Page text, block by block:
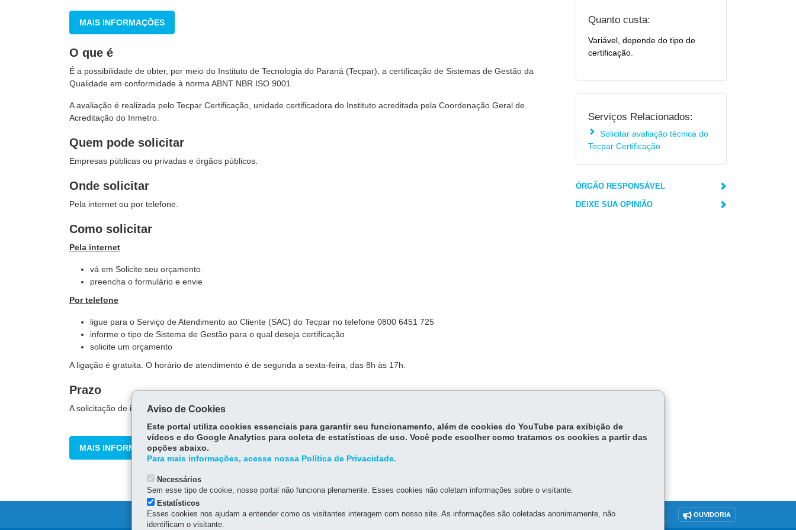
MAIS INFORMAÇÕES
O que é
É a possibilidade de obter, por meio do Instituto de Tecnologia do Paraná (Tecpar), a certificação de Sistemas de Gestão da
Qualidade em conformidade à norma ABNT NBR ISO 9001.
A avaliação é realizada pelo Tecpar Certificação, unidade certificadora do Instituto acreditada pela Coordenação Geral de
Acreditação do Inmetro.
Quem pode solicitar
Empresas públicas ou privadas e órgãos públicos.
Onde solicitar
Pela internet ou por telefone.
Como solicitar
Pela internet
vá em Solicite seu orçamento
preencha o formulário e envie
Por telefone
ligue para o Serviço de Atendimento ao Cliente (SAC) do Tecpar no telefone 0800 6451 725
informe o tipo de Sistema de Gestão para o qual deseja certificação
solicite um orçamento
A ligação é gratuita. O horário de atendimento é de segunda a sexta-feira, das 8h às 17h.
Prazo
A solicitação de informação é respondida em até 48 horas
MAIS INFORMAÇÕES
Quanto custa:
Variável, depende do tipo de
certificação.
Serviços Relacionados:
Solicitar avaliação técnica do
Tecpar Certificação
ÓRGÃO RESPONSÁVEL
DEIXE SUA OPINIÃO
MAPA DO SITE DENUNCIE CORRUPÇÃO OUVIDORIA
Aviso de Cookies
Este portal utiliza cookies essenciais para garantir seu funcionamento, além de cookies do YouTube para exibição de
vídeos e do Google Analytics para coleta de estatísticas de uso. Você pode escolher como tratamos os cookies a partir das
opções abaixo.
Para mais informações, acesse nossa Política de Privacidade.
Necessários
Sem esse tipo de cookie, nosso portal não funciona plenamente. Esses cookies não coletam informações sobre o visitante.
Estatísticos
Esses cookies nos ajudam a entender como os visitantes interagem com nosso site. As informações são coletadas anonimamente, não
identificam o visitante.